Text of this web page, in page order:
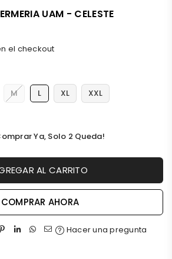
UAM - CELESTE
el checkout
M L XL XXL
Ya, Solo 2 Queda!
AL CARRITO
COMPRAR AHORA
Hacer una pregunta